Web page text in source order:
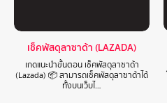
เช็คพัสดุลาซาด้า (LAZADA)
เกดแนะนำขั้นตอน เช็คพัสดุลาซาด้า
(Lazada) 📦 สามารถเช็คพัสดุลาซาด้าได้
ทั้งบนเว็บไ…